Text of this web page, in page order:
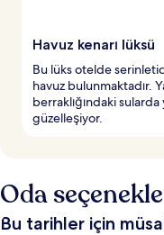
Havuz kenarı lüksü
Bu lüks otelde
havuz bulunmaktadır.
berraklığındaki
güzelleşiyor.
Oda
Bu tarihler için